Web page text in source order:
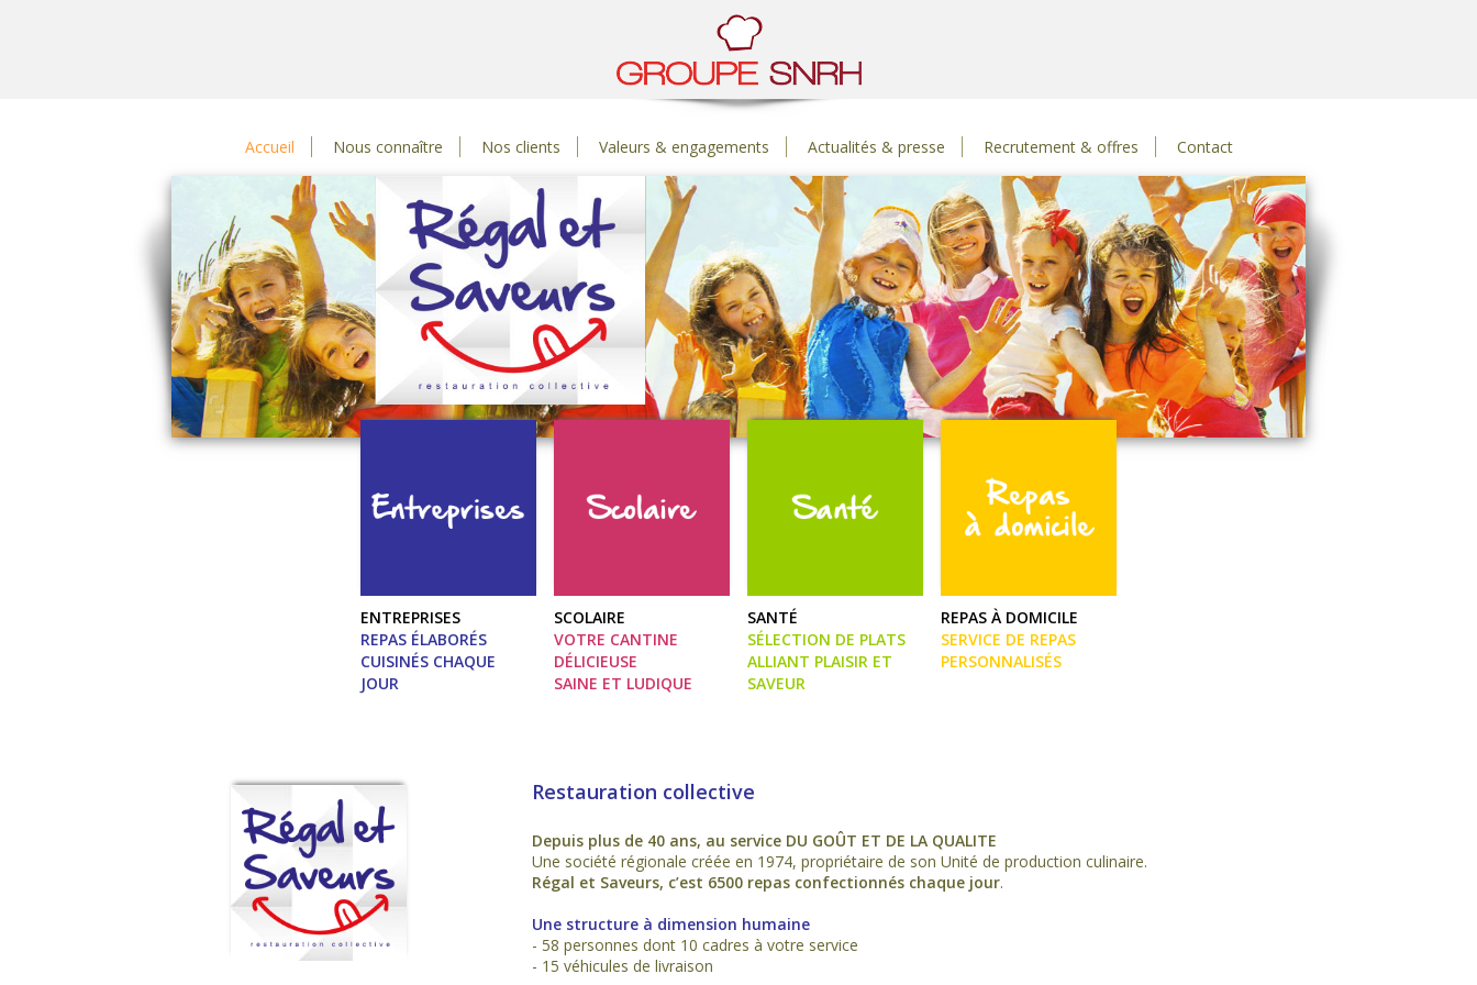
Accueil Nous connaître Nos clients Valeurs & engagements Actualités & presse Recrutement & offres Contact
ENTREPRISES
REPAS ÉLABORÉS
CUISINÉS CHAQUE
JOUR
SCOLAIRE
VOTRE CANTINE
DÉLICIEUSE
SAINE ET LUDIQUE
SANTÉ
SÉLECTION DE PLATS
ALLIANT PLAISIR ET
SAVEUR
REPAS À DOMICILE
SERVICE DE REPAS
PERSONNALISÉS
Restauration collective
Depuis plus de 40 ans, au service DU GOÛT ET DE LA QUALITE
Une société régionale créée en 1974, propriétaire de son Unité de production culinaire.
Régal et Saveurs, c’est 6500 repas confectionnés chaque jour.
Une structure à dimension humaine
- 58 personnes dont 10 cadres à votre service
- 15 véhicules de livraison